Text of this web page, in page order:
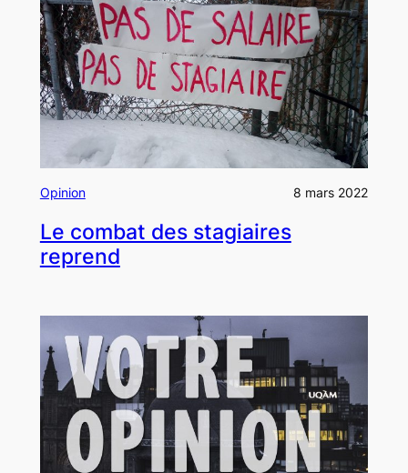
Opinion 8 mars 2022
Le combat des stagiaires
reprend